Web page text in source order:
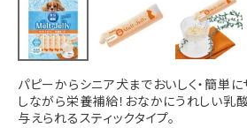
パピーからシニア犬までおいしく・簡単
しながら栄養補給！おなかにうれしい乳
与えられるスティックタイプ。